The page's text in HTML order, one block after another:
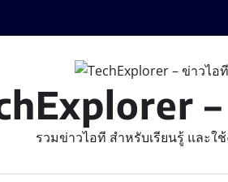
รวมข่าวไอที สำหรับเรียนรู้ และใ